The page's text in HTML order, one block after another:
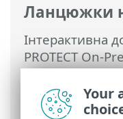
Ланцюжки
Інтерактивна
PROTECT On-
PROTECT On-
Prem Головне
Попередній
Your